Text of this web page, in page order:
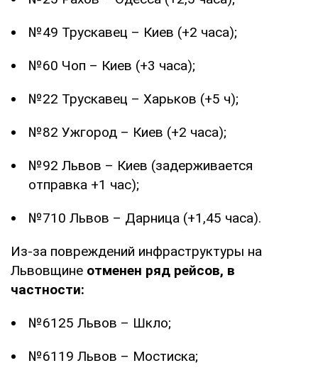
№49 Трускавец – Киев (+2 часа);
№60 Чоп – Киев (+3 часа);
№22 Трускавец – Харьков (+5 ч);
№82 Ужгород – Киев (+2 часа);
№92 Львов – Киев (задерживается
отправка +1 час);
№710 Львов – Дарница (+1,45 часа).
Из-за повреждений инфраструктуры на
Львовщине отменен ряд рейсов, в
частности:
№6125 Львов – Шкло;
№6119 Львов – Мостиска;